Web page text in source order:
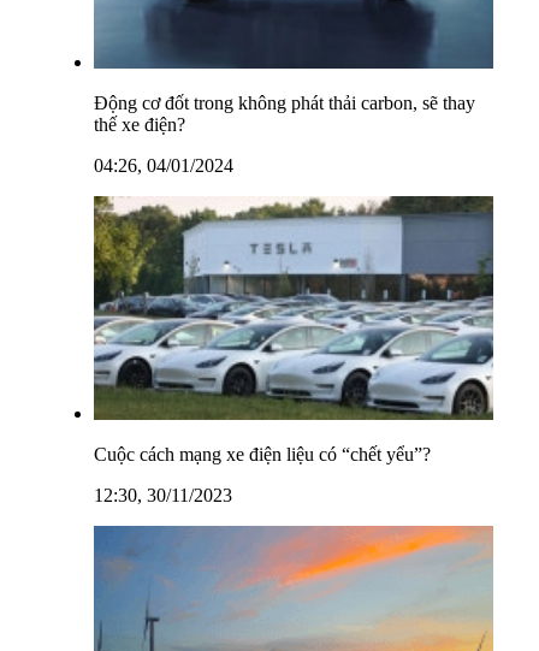
Động cơ đốt trong không phát thải carbon, sẽ thay
thế xe điện?
04:26, 04/01/2024
Cuộc cách mạng xe điện liệu có “chết yểu”?
12:30, 30/11/2023